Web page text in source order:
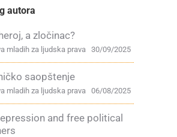
autora
a zločinac?
30/09/2025
mladih za ljudska prava
saopštenje
06/08/2025
mladih za ljudska prava
and free political